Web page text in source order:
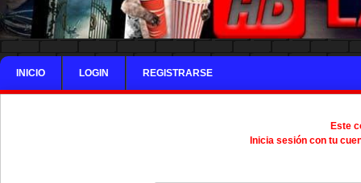
INICIO LOGIN REGISTRARSE
Este
Inicia sesión con tu